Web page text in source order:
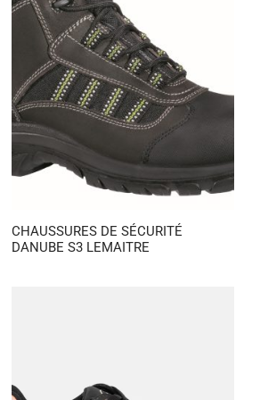
CHAUSSURES DE SÉCURITÉ
DANUBE S3 LEMAITRE